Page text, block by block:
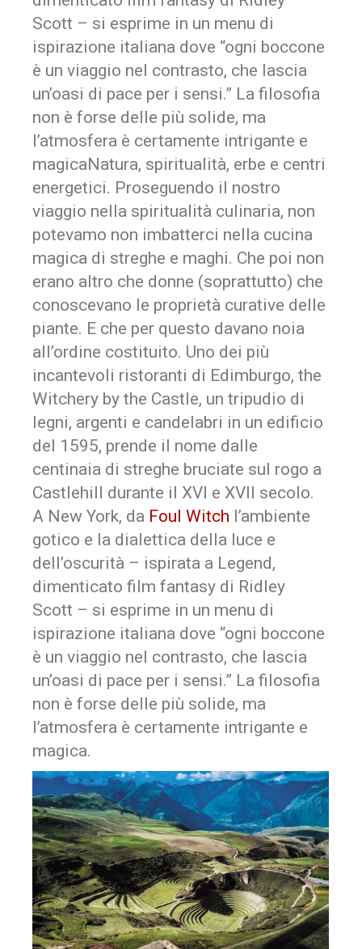
Scott – si esprime in un menu di
ispirazione italiana dove “ogni boccone
è un viaggio nel contrasto, che lascia
un’oasi di pace per i sensi.” La filosofia
non è forse delle più solide, ma
l’atmosfera è certamente intrigante e
magicaNatura, spiritualità, erbe e centri
energetici. Proseguendo il nostro
viaggio nella spiritualità culinaria, non
potevamo non imbatterci nella cucina
magica di streghe e maghi. Che poi non
erano altro che donne (soprattutto) che
conoscevano le proprietà curative delle
piante. E che per questo davano noia
all’ordine costituito. Uno dei più
incantevoli ristoranti di Edimburgo, the
Witchery by the Castle, un tripudio di
legni, argenti e candelabri in un edificio
del 1595, prende il nome dalle
centinaia di streghe bruciate sul rogo a
Castlehill durante il XVI e XVII secolo.
A New York, da Foul Witch l’ambiente
gotico e la dialettica della luce e
dell’oscurità – ispirata a Legend,
dimenticato film fantasy di Ridley
Scott – si esprime in un menu di
ispirazione italiana dove “ogni boccone
è un viaggio nel contrasto, che lascia
un’oasi di pace per i sensi.” La filosofia
non è forse delle più solide, ma
l’atmosfera è certamente intrigante e
magica.